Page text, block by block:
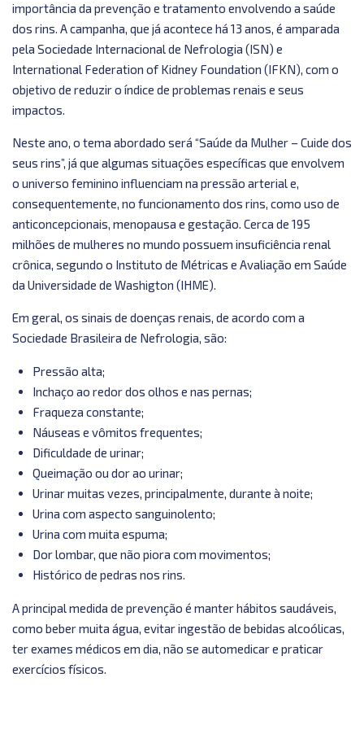
importância da prevenção e tratamento envolvendo a saúde
dos rins. A campanha, que já acontece há 13 anos, é amparada
pela Sociedade Internacional de Nefrologia (ISN) e
International Federation of Kidney Foundation (IFKN), com o
objetivo de reduzir o índice de problemas renais e seus
impactos.
Neste ano, o tema abordado será “Saúde da Mulher – Cuide dos
seus rins”, já que algumas situações específicas que envolvem
o universo feminino influenciam na pressão arterial e,
consequentemente, no funcionamento dos rins, como uso de
anticoncepcionais, menopausa e gestação. Cerca de 195
milhões de mulheres no mundo possuem insuficiência renal
crônica, segundo o Instituto de Métricas e Avaliação em Saúde
da Universidade de Washigton (IHME).
Em geral, os sinais de doenças renais, de acordo com a
Sociedade Brasileira de Nefrologia, são:
Pressão alta;
Inchaço ao redor dos olhos e nas pernas;
Fraqueza constante;
Náuseas e vômitos frequentes;
Dificuldade de urinar;
Queimação ou dor ao urinar;
Urinar muitas vezes, principalmente, durante à noite;
Urina com aspecto sanguinolento;
Urina com muita espuma;
Dor lombar, que não piora com movimentos;
Histórico de pedras nos rins.
A principal medida de prevenção é manter hábitos saudáveis,
como beber muita água, evitar ingestão de bebidas alcoólicas,
ter exames médicos em dia, não se automedicar e praticar
exercícios físicos.